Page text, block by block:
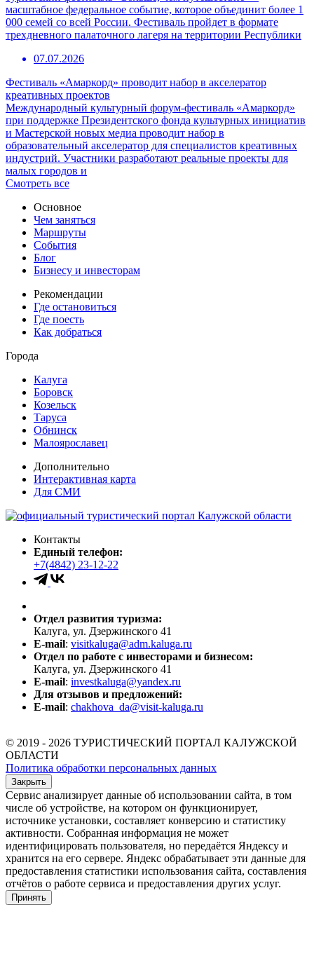
масштабное федеральное событие, которое объединит более 1
000 семей со всей России. Фестиваль пройдет в формате
трехдневного палаточного лагеря на территории Республики
07.07.2026
Фестиваль «Амаркорд» проводит набор в акселератор
креативных проектов
Международный культурный форум-фестиваль «Амаркорд»
при поддержке Президентского фонда культурных инициатив
и Мастерской новых медиа проводит набор в
образовательный акселератор для специалистов креативных
индустрий. Участники разработают реальные проекты для
малых городов и
Смотреть все
Основное
Чем заняться
Маршруты
События
Блог
Бизнесу и инвесторам
Рекомендации
Где остановиться
Где поесть
Как добраться
Города
Калуга
Боровск
Козельск
Таруса
Обнинск
Малоярославец
Дополнительно
Интерактивная карта
Для СМИ
Контакты
Единый телефон:
+7(4842) 23-12-22
Отдел развития туризма:
Калуга, ул. Дзержинского 41
E-mail: visitkaluga@adm.kaluga.ru
Отдел по работе с инвесторами и бизнесом:
Калуга, ул. Дзержинского 41
E-mail: investkaluga@yandex.ru
Для отзывов и предложений:
E-mail: chakhova_da@visit-kaluga.ru
© 2019 - 2026 ТУРИСТИЧЕСКИЙ ПОРТАЛ КАЛУЖСКОЙ
ОБЛАСТИ
Политика обработки персональных данных
Закрыть
Сервис анализирует данные об использовании сайта, в том
числе об устройстве, на котором он функционирует,
источнике установки, составляет конверсию и статистику
активности. Собранная информация не может
идентифицировать пользователя, но передаётся Яндексу и
хранится на его сервере. Яндекс обрабатывает эти данные для
предоставления статистики использования сайта, составления
отчётов о работе сервиса и предоставления других услуг.
Принять